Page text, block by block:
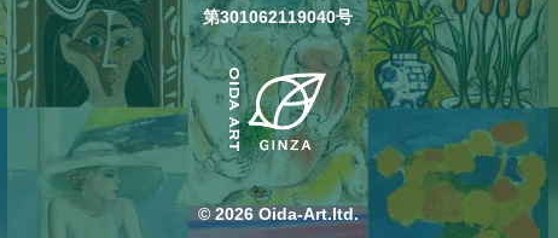
第301062119040号
© 2026 Oida-Art.ltd.